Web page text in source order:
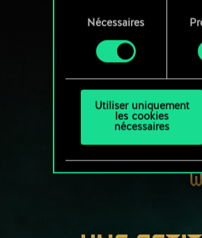
et modifier vos
consentement
Nécessaires
Utiliser uniquement
les cookies
nécessaires